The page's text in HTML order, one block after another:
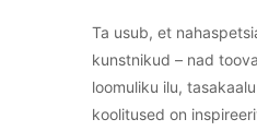
Ta usub, et
kunstnikud – nad
loomuliku ilu,
koolitused on